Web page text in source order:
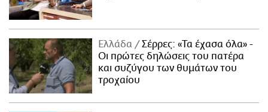
Ελλάδα
Σέρρες: «Τα έχασα όλα» -
Οι πρώτες δηλώσεις του πατέρα
και συζύγου των θυμάτων του
τροχαίου